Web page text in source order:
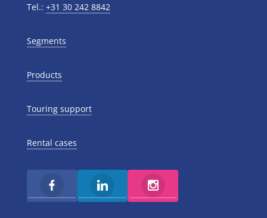
Tel.: +31 30 242 8842
Segments
Products
Touring support
Rental cases